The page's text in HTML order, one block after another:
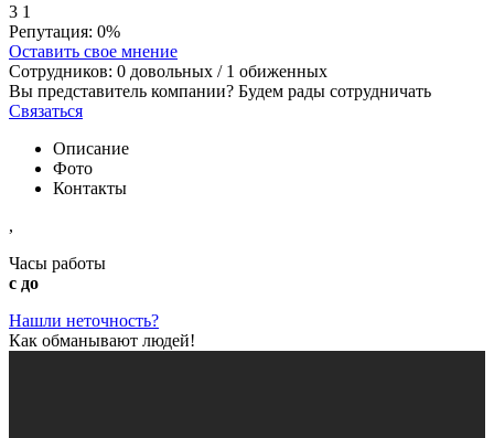
3 1
Репутация: 0%
Оставить свое мнение
Сотрудников: 0 довольных / 1 обиженных
Вы представитель компании? Будем рады сотрудничать
Связаться
Описание
Фото
Контакты
,
Часы работы
с до
Нашли неточность?
Как обманывают людей!